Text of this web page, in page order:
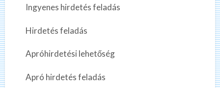
Ingyenes hirdetés feladás
Hirdetés feladás
Apróhirdetési lehetőség
Apró hirdetés feladás